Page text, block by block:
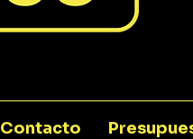
Contacto